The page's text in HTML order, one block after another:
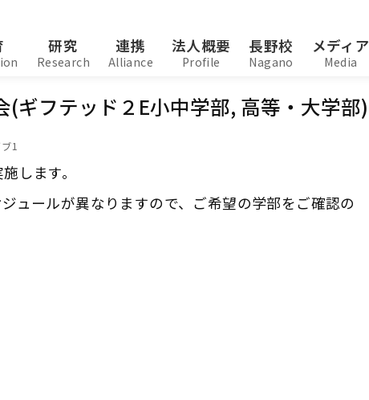
研究
Research
連携
Alliance
法人概要
Profile
長野校
Nagano
メディア
Media
ギフテッド２E小中学部, 高等・大学部)
1
します。
ュールが異なりますので、ご希望の学部をご確認の